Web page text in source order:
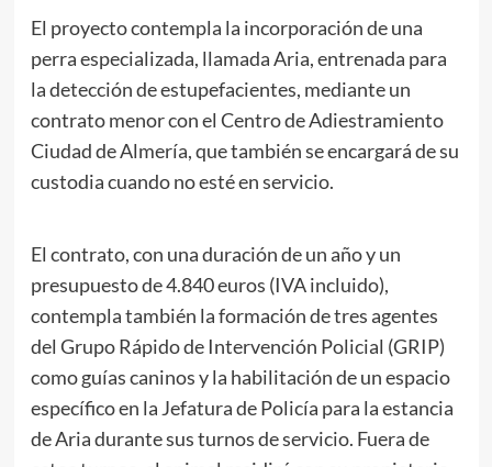
El proyecto contempla la incorporación de una
perra especializada, llamada Aria, entrenada para
la detección de estupefacientes, mediante un
contrato menor con el Centro de Adiestramiento
Ciudad de Almería, que también se encargará de su
custodia cuando no esté en servicio.
El contrato, con una duración de un año y un
presupuesto de 4.840 euros (IVA incluido),
contempla también la formación de tres agentes
del Grupo Rápido de Intervención Policial (GRIP)
como guías caninos y la habilitación de un espacio
específico en la Jefatura de Policía para la estancia
de Aria durante sus turnos de servicio. Fuera de